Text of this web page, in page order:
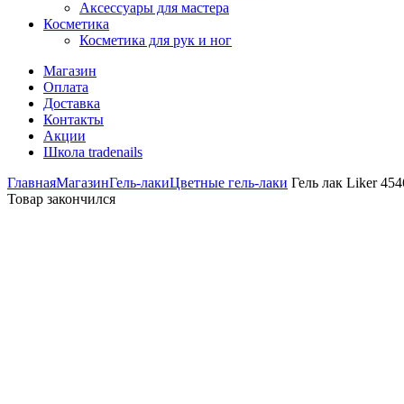
Аксессуары для мастера
Косметика
Косметика для рук и ног
Магазин
Оплата
Доставка
Контакты
Акции
Школа tradenails
ГлавнаяМагазинГель-лакиЦветные гель-лаки Гель лак Liker
Товар закончился